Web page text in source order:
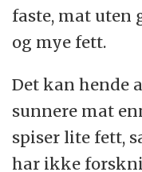
faste, mat uten
og mye fett.
Det kan hende
sunnere mat
spiser lite fett,
har ikke